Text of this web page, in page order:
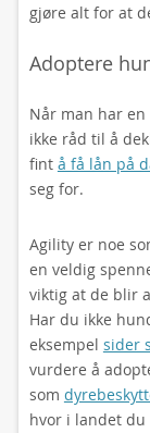
gjøre alt for at
Adoptere
Når man har
ikke råd til å
fint å få lån på
seg for.
Agility er noe
en veldig
viktig at de blir
Har du ikke
eksempel sider
vurdere å
som
hvor i landet du